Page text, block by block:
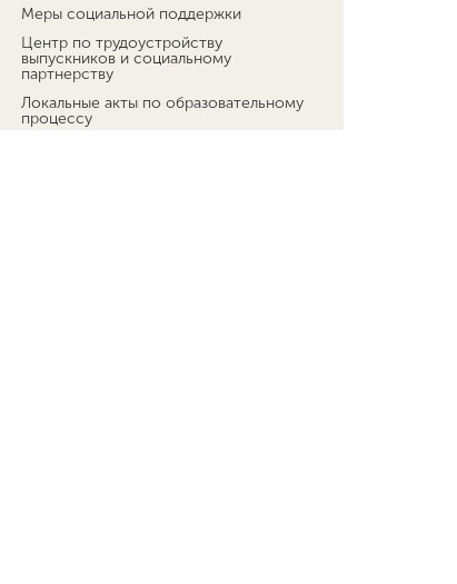
Меры социальной поддержки
Центр по трудоустройству
выпускников и социальному
партнерству
Локальные акты по образовательному
процессу